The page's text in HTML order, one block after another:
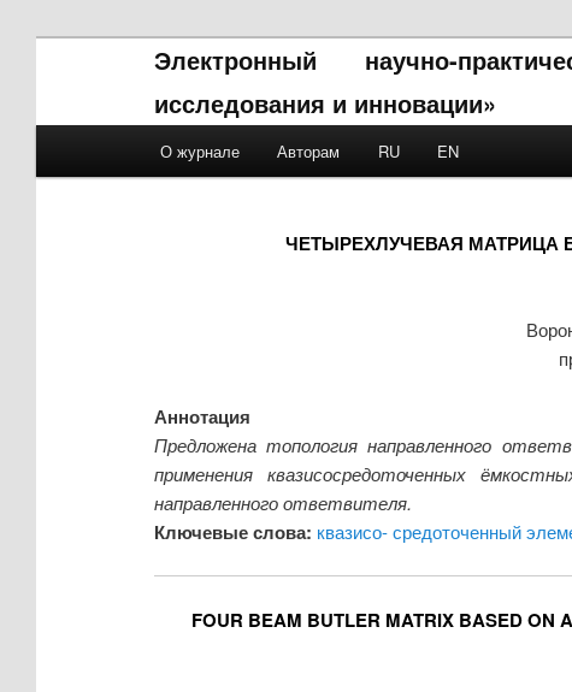
Электронный научно-
исследования и инновации»
Skip to primary content
Skip to secondary content
О журнале Авторам RU EN
ЧЕТЫРЕХЛУЧЕВАЯ МАТРИЦА
Аннотация
Предложена топология направленного
применения квазисосредоточенных
направленного ответвителя.
Ключевые слова: квазисо- средоточенный
FOUR BEAM BUTLER MATRIX BASED ON